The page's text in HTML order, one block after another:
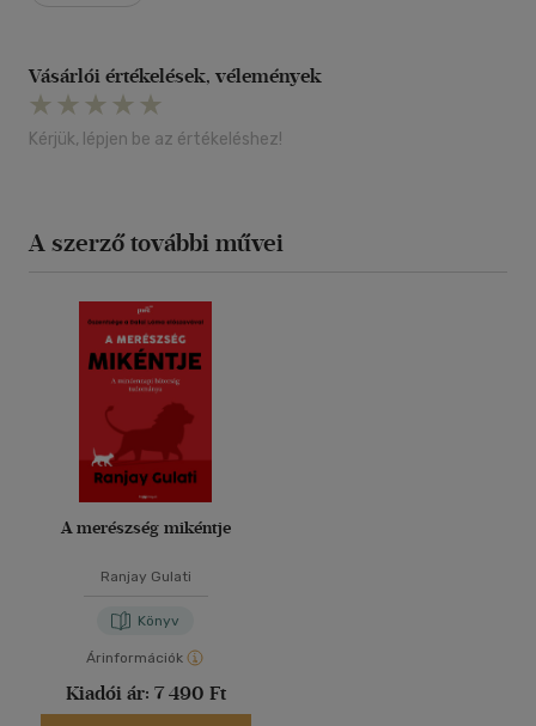
Vásárlói értékelések, vélemények
Kérjük, lépjen be az értékeléshez!
A szerző további művei
A merészség mikéntje
Ranjay Gulati
Könyv
Árinformációk
Kiadói ár: 7 490 Ft